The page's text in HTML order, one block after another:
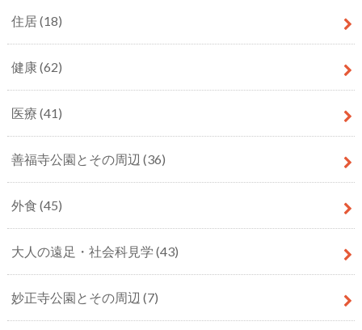
住居(18)
健康(62)
医療 (41)
善福寺公園とその周辺 (36)
外食 (45)
大人の遠足・社会科見学 (43)
妙正寺公園とその周辺 (7)